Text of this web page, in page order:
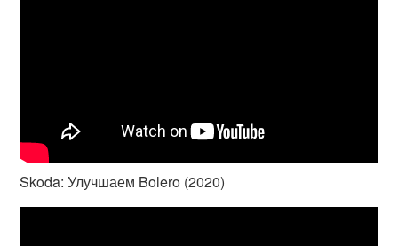
Skoda: Улучшаем Bolero (2020)